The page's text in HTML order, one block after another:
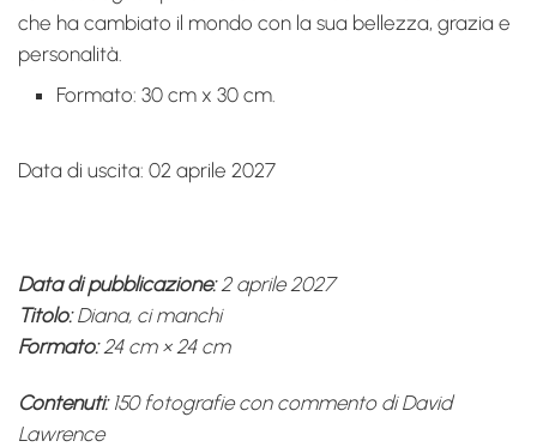
che ha cambiato il mondo con la sua bellezza, grazia e
personalità.
Formato: 30 cm x 30 cm.
Data di uscita: 02 aprile 2027
Data di pubblicazione:2 aprile 2027
Titolo:Diana, ci manchi
Formato:24 cm × 24 cm
Contenuti:150 fotografie con commento di David
Lawrence